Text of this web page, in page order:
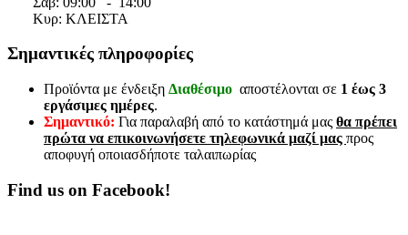
Κυρ: ΚΛΕΙΣΤΑ
Σημαντικές πληροφορίες
Προϊόντα με ένδειξη Διαθέσιμο αποστέλονται σε 1 έως 3
εργάσιμες ημέρες.
Σημαντικό: Για παραλαβή από το κατάστημά μας θα πρέπει
πρώτα να επικοινωνήσετε τηλεφωνικά μαζί μας προς
αποφυγή οποιασδήποτε ταλαιπωρίας
Find us on Facebook!